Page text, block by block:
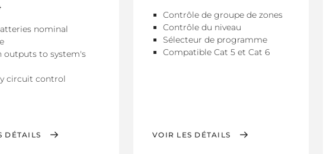
nominal
outputs to system's
circuit control
DÉTAILS
Contrôle de groupe de zones
Contrôle du niveau
Sélecteur de programme
Compatible Cat 5 et Cat 6
VOIR LES DÉTAILS